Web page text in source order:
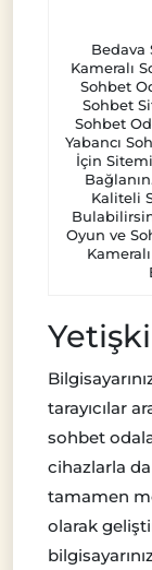
Bedava
Kameralı
Sohbet
Sohbet
Sohbet
Yabancı
İçin
Kaliteli
Oyun ve
tarayıcılar
sohbet
cihazlarla
tamamen
olarak